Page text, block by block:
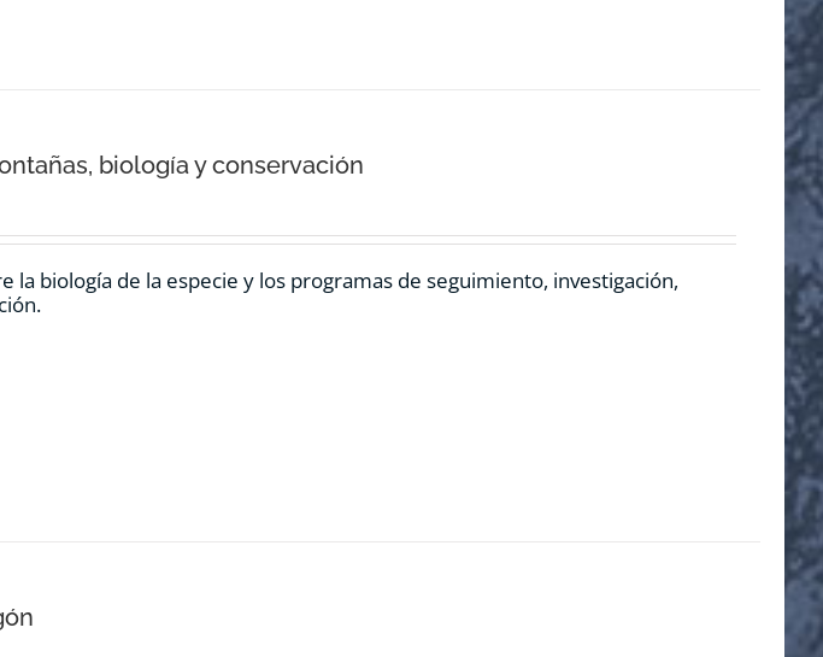
biología y conservación
la biología de la especie y los programas de seguimiento, investigación,